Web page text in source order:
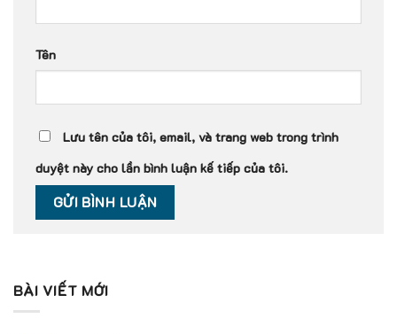
Tên
Lưu tên của tôi, email, và trang web trong trình
duyệt này cho lần bình luận kế tiếp của tôi.
BÀI VIẾT MỚI